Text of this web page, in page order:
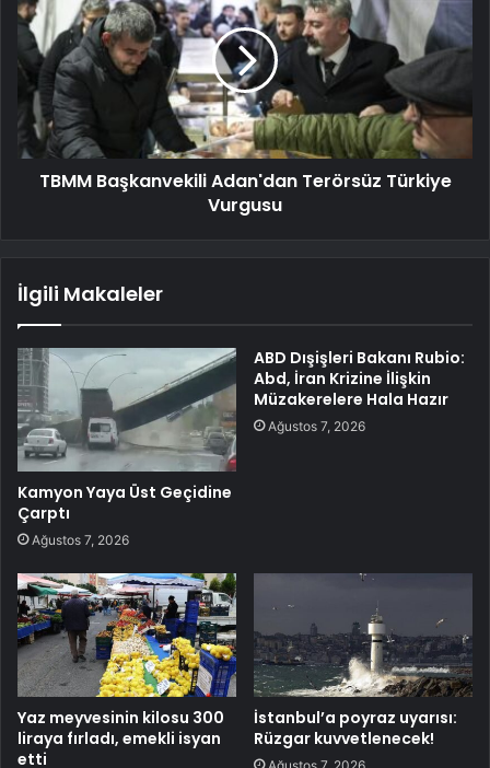
TBMM Başkanvekili Adan'dan Terörsüz Türkiye
Vurgusu
İlgili Makaleler
Kamyon Yaya Üst Geçidine
Çarptı
Ağustos 7, 2026
ABD Dışişleri Bakanı Rubio:
Abd, İran Krizine İlişkin
Müzakerelere Hala Hazır
Ağustos 7, 2026
Yaz meyvesinin kilosu 300
liraya fırladı, emekli isyan
etti
İstanbul’a poyraz uyarısı:
Rüzgar kuvvetlenecek!